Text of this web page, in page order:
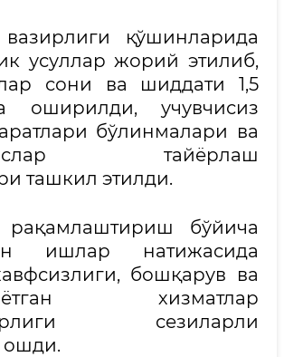
қўшинларида
усуллар жорий этилиб,
сони ва шиддати 1,5
оширилди, учувчисиз
бўлинмалари ва
тайёрлаш
ташкил этилди.
бўйича
ишлар натижасида
бошқарув ва
хизматлар
сезиларли
ошди.